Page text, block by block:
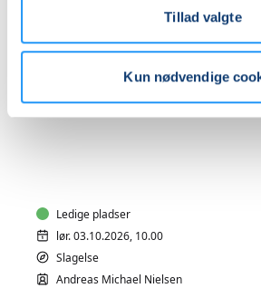
Tillad valgte
Kun nødvendige
Workshop
Ledige pladser
lør. 03.10.2026, 10.00
Slagelse
Andreas Michael Nielsen